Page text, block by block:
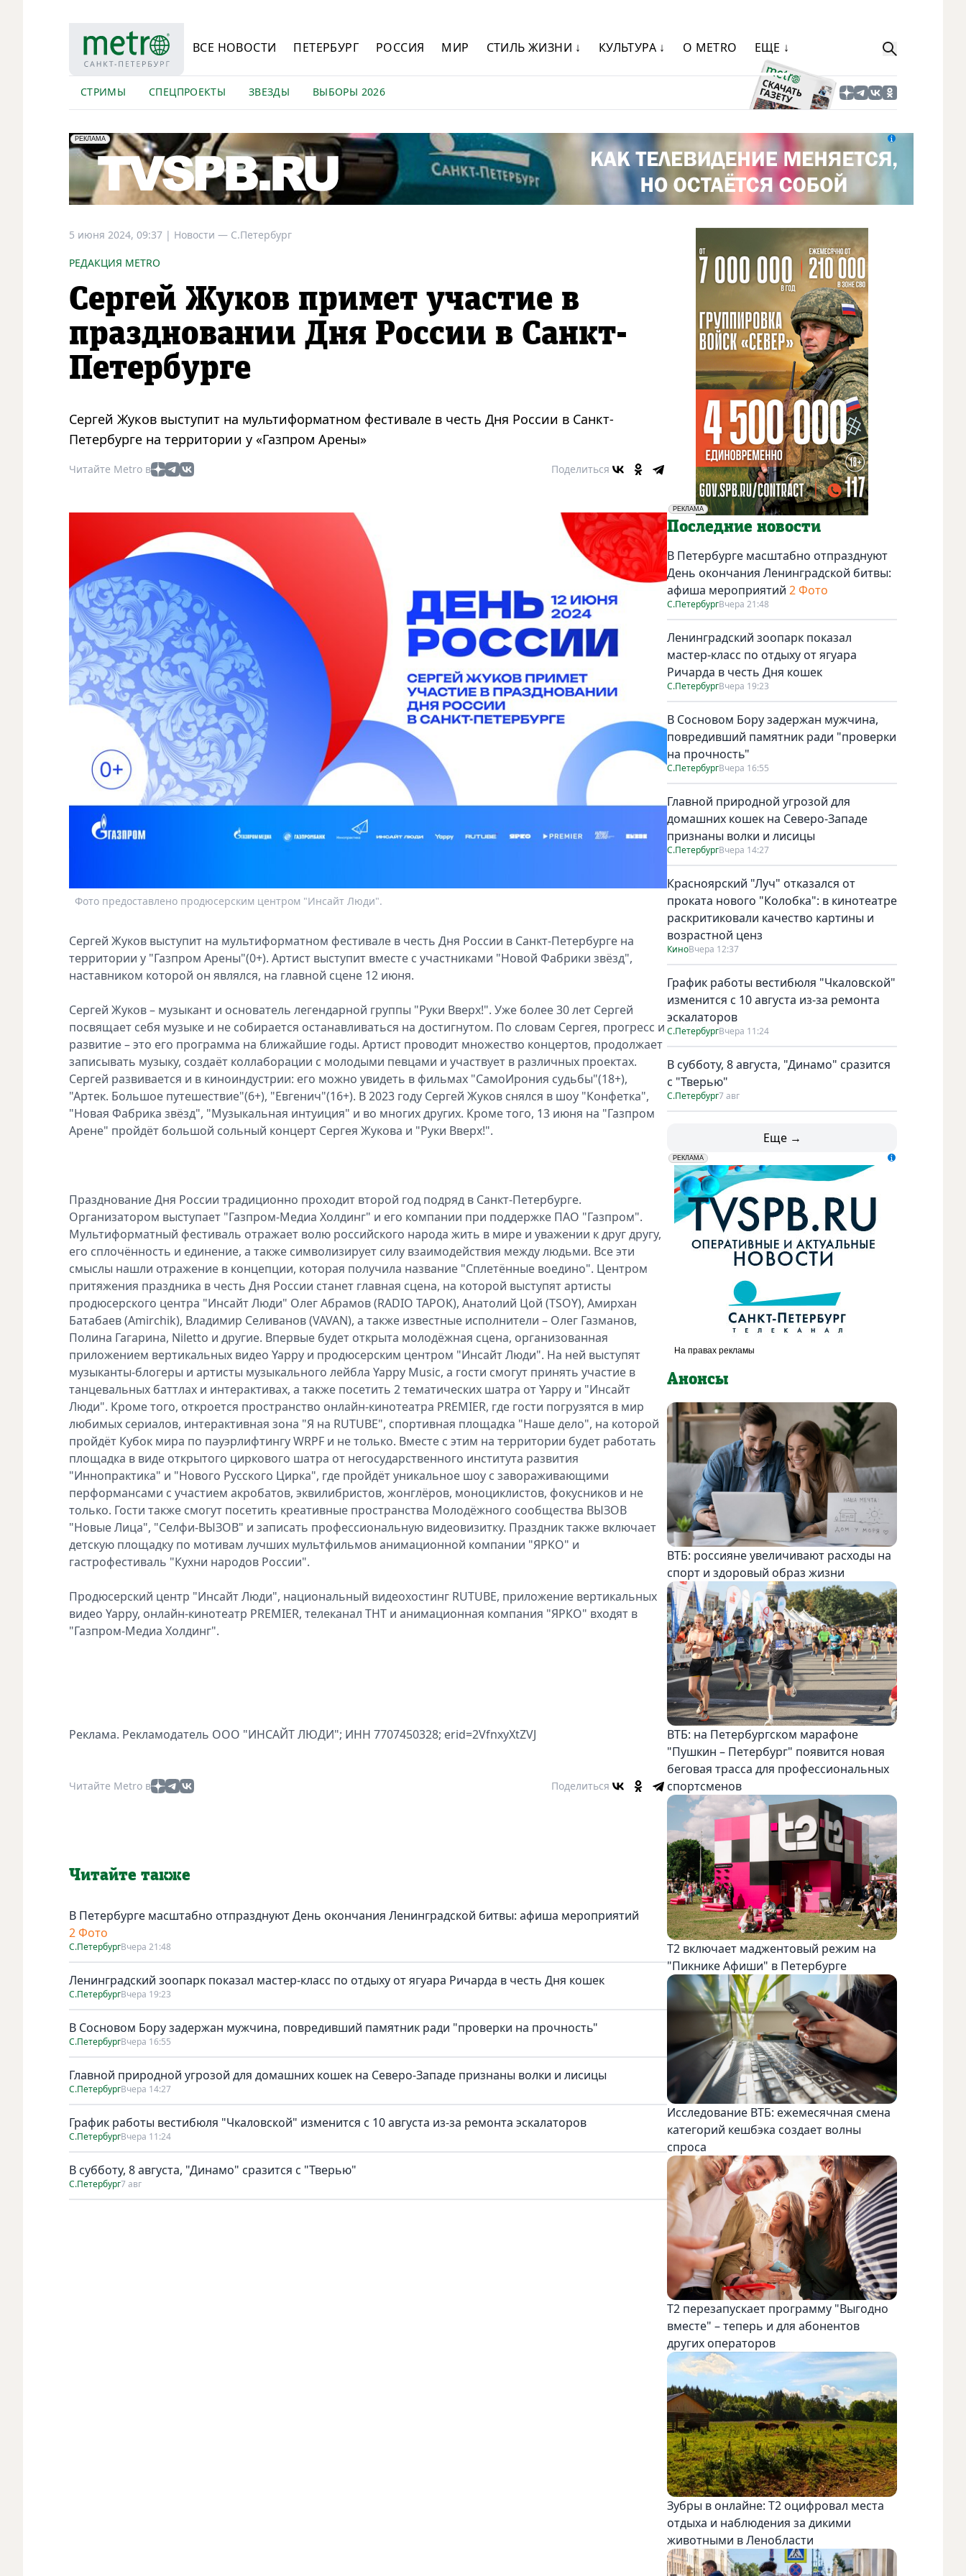
ВСЕ НОВОСТИ ПЕТЕРБУРГ РОССИЯ МИР СТИЛЬ ЖИЗНИ ↓ КУЛЬТУРА ↓ О METRO ЕЩЕ ↓
СТРИМЫ СПЕЦПРОЕКТЫ ЗВЕЗДЫ ВЫБОРЫ 2026
erid: LdtCK5Efv
РЕКЛАМА
АО "ГАТР", ИНН: 7841320717
5 июня 2024, 09:37 | Новости — С.Петербург
РЕДАКЦИЯ METRO
Сергей Жуков примет участие в
праздновании Дня России в Санкт-
Петербурге
Сергей Жуков выступит на мультиформатном фестивале в честь Дня России в Санкт-
Петербурге на территории у «Газпром Арены»
Читайте Metro в Поделиться
Фото предоставлено продюсерским центром "Инсайт Люди".
Сергей Жуков выступит на мультиформатном фестивале в честь Дня России в Санкт-Петербурге на
территории у "Газпром Арены"(0+). Артист выступит вместе с участниками "Новой Фабрики звёзд",
наставником которой он являлся, на главной сцене 12 июня.
Сергей Жуков – музыкант и основатель легендарной группы "Руки Вверх!". Уже более 30 лет Сергей
посвящает себя музыке и не собирается останавливаться на достигнутом. По словам Сергея, прогресс и
развитие – это его программа на ближайшие годы. Артист проводит множество концертов, продолжает
записывать музыку, создаёт коллаборации с молодыми певцами и участвует в различных проектах.
Сергей развивается и в киноиндустрии: его можно увидеть в фильмах "СамоИрония судьбы"(18+),
"Артек. Большое путешествие"(6+), "Евгенич"(16+). В 2023 году Сергей Жуков снялся в шоу "Конфетка",
"Новая Фабрика звёзд", "Музыкальная интуиция" и во многих других. Кроме того, 13 июня на "Газпром
Арене" пройдёт большой сольный концерт Сергея Жукова и "Руки Вверх!".
Празднование Дня России традиционно проходит второй год подряд в Санкт-Петербурге.
Организатором выступает "Газпром-Медиа Холдинг" и его компании при поддержке ПАО "Газпром".
Мультиформатный фестиваль отражает волю российского народа жить в мире и уважении к друг другу,
его сплочённость и единение, а также символизирует силу взаимодействия между людьми. Все эти
смыслы нашли отражение в концепции, которая получила название "Сплетённые воедино". Центром
притяжения праздника в честь Дня России станет главная сцена, на которой выступят артисты
продюсерского центра "Инсайт Люди" Олег Абрамов (RADIO TAPOK), Анатолий Цой (TSOY), Амирхан
Батабаев (Amirchik), Владимир Селиванов (VAVAN), а также известные исполнители – Олег Газманов,
Полина Гагарина, Niletto и другие. Впервые будет открыта молодёжная сцена, организованная
приложением вертикальных видео Yappy и продюсерским центром "Инсайт Люди". На ней выступят
музыканты-блогеры и артисты музыкального лейбла Yappy Music, а гости смогут принять участие в
танцевальных баттлах и интерактивах, а также посетить 2 тематических шатра от Yappy и "Инсайт
Люди". Кроме того, откроется пространство онлайн-кинотеатра PREMIER, где гости погрузятся в мир
любимых сериалов, интерактивная зона "Я на RUTUBE", спортивная площадка "Наше дело", на которой
пройдёт Кубок мира по пауэрлифтингу WRPF и не только. Вместе с этим на территории будет работать
площадка в виде открытого циркового шатра от негосударственного института развития
"Иннопрактика" и "Нового Русского Цирка", где пройдёт уникальное шоу с завораживающими
перформансами с участием акробатов, эквилибристов, жонглёров, моноциклистов, фокусников и не
только. Гости также смогут посетить креативные пространства Молодёжного сообщества ВЫЗОВ
"Новые Лица", "Селфи-ВЫЗОВ" и записать профессиональную видеовизитку. Праздник также включает
детскую площадку по мотивам лучших мультфильмов анимационной компании "ЯРКО" и
гастрофестиваль "Кухни народов России".
Продюсерский центр "Инсайт Люди", национальный видеохостинг RUTUBE, приложение вертикальных
видео Yappy, онлайн-кинотеатр PREMIER, телеканал ТНТ и анимационная компания "ЯРКО" входят в
"Газпром-Медиа Холдинг".
Реклама. Рекламодатель ООО "ИНСАЙТ ЛЮДИ"; ИНН 7707450328; erid=2VfnxyXtZVJ
Читайте Metro в Поделиться
Читайте также
В Петербурге масштабно отпразднуют День окончания Ленинградской битвы: афиша мероприятий
2 Фото
С.ПетербургВчера 21:48
Ленинградский зоопарк показал мастер-класс по отдыху от ягуара Ричарда в честь Дня кошек
С.ПетербургВчера 19:23
В Сосновом Бору задержан мужчина, повредивший памятник ради "проверки на прочность"
С.ПетербургВчера 16:55
Главной природной угрозой для домашних кошек на Северо-Западе признаны волки и лисицы
С.ПетербургВчера 14:27
График работы вестибюля "Чкаловской" изменится с 10 августа из-за ремонта эскалаторов
С.ПетербургВчера 11:24
В субботу, 8 августа, "Динамо" сразится с "Тверью"
С.Петербург7 авг
РЕКЛАМА
Социальная реклама
Последние новости
В Петербурге масштабно отпразднуют
День окончания Ленинградской битвы:
афиша мероприятий 2 Фото
С.ПетербургВчера 21:48
Ленинградский зоопарк показал
мастер-класс по отдыху от ягуара
Ричарда в честь Дня кошек
С.ПетербургВчера 19:23
В Сосновом Бору задержан мужчина,
повредивший памятник ради "проверки
на прочность"
С.ПетербургВчера 16:55
Главной природной угрозой для
домашних кошек на Северо-Западе
признаны волки и лисицы
С.ПетербургВчера 14:27
Красноярский "Луч" отказался от
проката нового "Колобка": в кинотеатре
раскритиковали качество картины и
возрастной ценз
КиноВчера 12:37
График работы вестибюля "Чкаловской"
изменится с 10 августа из-за ремонта
эскалаторов
С.ПетербургВчера 11:24
В субботу, 8 августа, "Динамо" сразится
с "Тверью"
С.Петербург7 авг
Еще →
erid: LdtCK5udn
РЕКЛАМА
АО "ГАТР", ИНН: 7841320717
Анонсы
ВТБ: россияне увеличивают расходы на
спорт и здоровый образ жизни
ВТБ: на Петербургском марафоне
"Пушкин – Петербург" появится новая
беговая трасса для профессиональных
спортсменов
Т2 включает маджентовый режим на
"Пикнике Афиши" в Петербурге
Исследование ВТБ: ежемесячная смена
категорий кешбэка создает волны
спроса
Т2 перезапускает программу "Выгодно
вместе" – теперь и для абонентов
других операторов
Зубры в онлайне: Т2 оцифровал места
отдыха и наблюдения за дикими
животными в Ленобласти